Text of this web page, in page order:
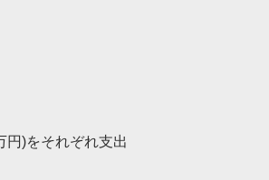
)をそれぞれ支出